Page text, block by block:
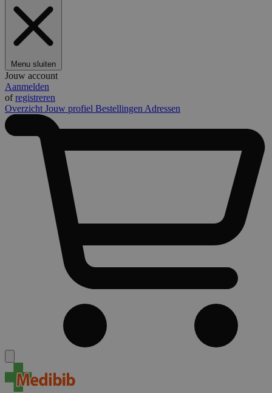
Menu sluiten
Jouw account
Aanmelden
ofregistreren
Overzicht Jouw profiel Bestellingen Adressen